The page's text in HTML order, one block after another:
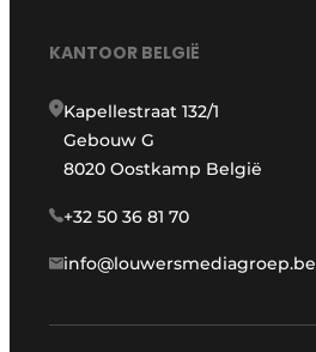
KANTOOR BELGIË
Kapellestraat 132/1
Gebouw G
8020 Oostkamp België
+32 50 36 81 70
info@louwersmediagroep.be